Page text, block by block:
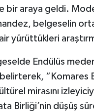
bir araya geldi.
belgeselin
yürüttükleri
Endülüs
“Komares
mirasını
Birliği’nin düşüş